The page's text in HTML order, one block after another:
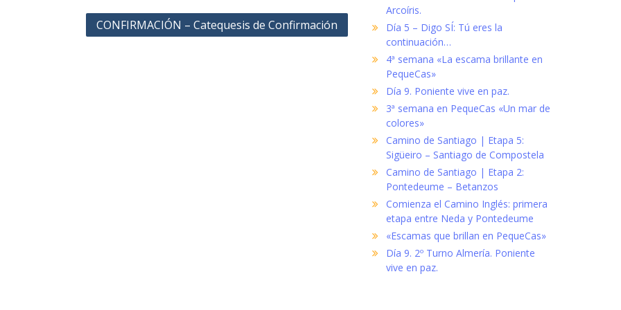
CONFIRMACIÓN – Catequesis de Confirmación
Arcoíris.
Día 5 – Digo SÍ: Tú eres la
continuación…
4ª semana «La escama brillante en
PequeCas»
Día 9. Poniente vive en paz.
3ª semana en PequeCas «Un mar de
colores»
Camino de Santiago | Etapa 5:
Sigüeiro – Santiago de Compostela
Camino de Santiago | Etapa 2:
Pontedeume – Betanzos
Comienza el Camino Inglés: primera
etapa entre Neda y Pontedeume
«Escamas que brillan en PequeCas»
Día 9. 2º Turno Almería. Poniente
vive en paz.